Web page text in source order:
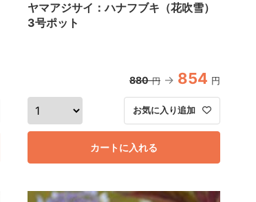
ヤマアジサイ：ハナフブキ（花吹雪）
3号ポット
880 円 854 円
カートに入れる
お気に入り追加